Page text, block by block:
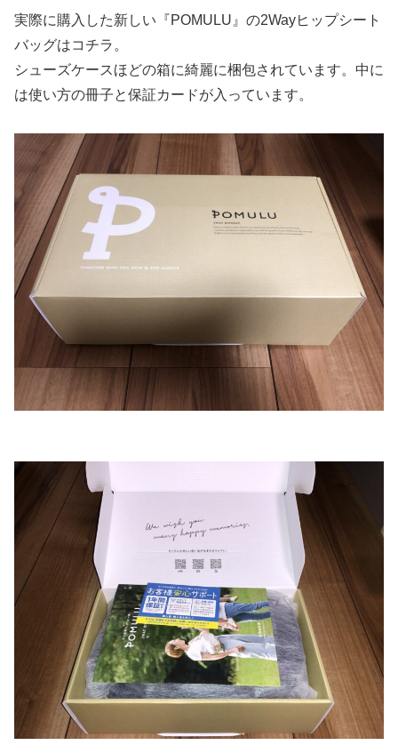
実際に購入した新しい『POMULU』の2Wayヒップシート
バッグはコチラ。
シューズケースほどの箱に綺麗に梱包されています。中に
は使い方の冊子と保証カードが入っています。